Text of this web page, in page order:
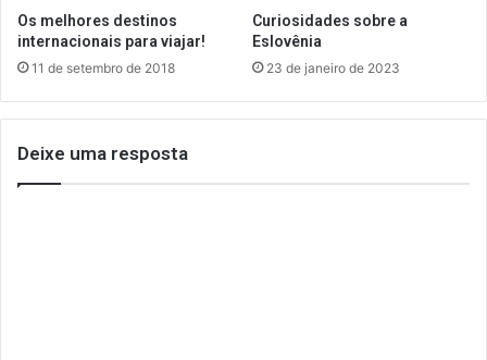
Os melhores destinos
internacionais para viajar!
11 de setembro de 2018
Curiosidades sobre a
Eslovênia
23 de janeiro de 2023
Deixe uma resposta